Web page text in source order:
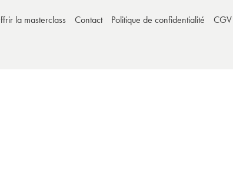
la masterclass Contact Politique de confidentialité CGV